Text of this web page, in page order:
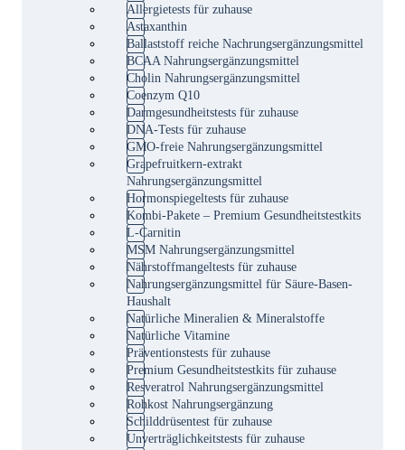
Allergietests für zuhause
Astaxanthin
Ballaststoff reiche Nachrungsergänzungsmittel
BCAA Nahrungsergänzungsmittel
Cholin Nahrungsergänzungsmittel
Coenzym Q10
Darmgesundheitstests für zuhause
DNA-Tests für zuhause
GMO-freie Nahrungsergänzungsmittel
Grapefruitkern-extrakt
Nahrungsergänzungsmittel
Hormonspiegeltests für zuhause
Kombi-Pakete – Premium Gesundheitstestkits
L-Carnitin
MSM Nahrungsergänzungsmittel
Nährstoffmangeltests für zuhause
Nahrungsergänzungsmittel für Säure-Basen-
Haushalt
Natürliche Mineralien & Mineralstoffe
Natürliche Vitamine
Präventionstests für zuhause
Premium Gesundheitstestkits für zuhause
Resveratrol Nahrungsergänzungsmittel
Rohkost Nahrungsergänzung
Schilddrüsentest für zuhause
Unverträglichkeitstests für zuhause